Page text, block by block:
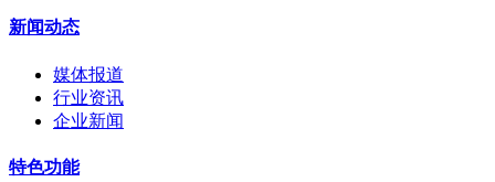
新闻动态
媒体报道
行业资讯
企业新闻
特色功能